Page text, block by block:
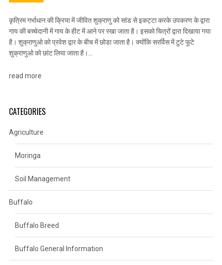
कृत्रिम गर्भाधान की क्रिया में जीवित शुक्राणु को सांड से इकट्टा करके उपकरण के द्वारा
गाय की बच्चेदानी में गाय के हीट में आने पर रखा जाता है। इसको चित्रों द्वारा दिखाया गया
है। शुक्राणुओ को प्रवेश द्वार के बीच में छोडा जाता है। क्योंकि सरर्विस में टुटे फूटे
शुक्राणुओ को छांट लिया जाता है।…
read more
CATEGORIES
Agriculture
Moringa
Soil Management
Buffalo
Buffalo Breed
Buffalo General Information